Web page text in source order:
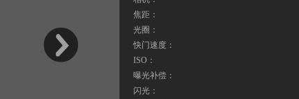
焦距：
光圈：
快门速度：
ISO：
曝光补偿：
闪光：